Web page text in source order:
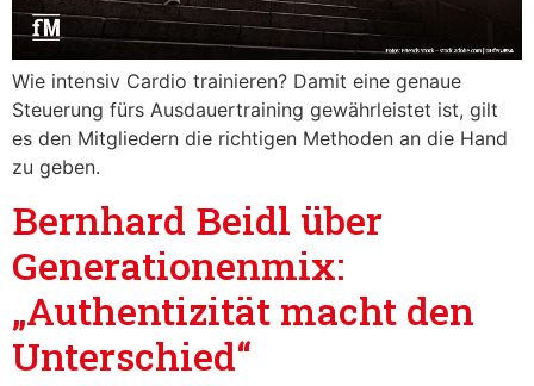
Wie intensiv Cardio trainieren? Damit eine genaue
Steuerung fürs Ausdauertraining gewährleistet ist, gilt
es den Mitgliedern die richtigen Methoden an die Hand
zu geben.
Bernhard Beidl über
Generationenmix:
„Authentizität macht den
Unterschied“